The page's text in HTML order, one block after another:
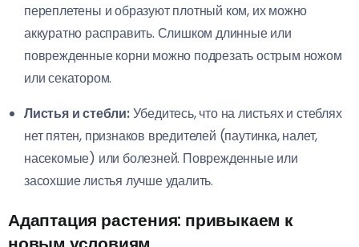
переплетены и образуют плотный ком, их можно
аккуратно расправить. Слишком длинные или
поврежденные корни можно подрезать острым ножом
или секатором.
Листья и стебли:Убедитесь, что на листьях и стеблях
нет пятен, признаков вредителей (паутинка, налет,
насекомые) или болезней. Поврежденные или
засохшие листья лучше удалить.
Адаптация растения: привыкаем к